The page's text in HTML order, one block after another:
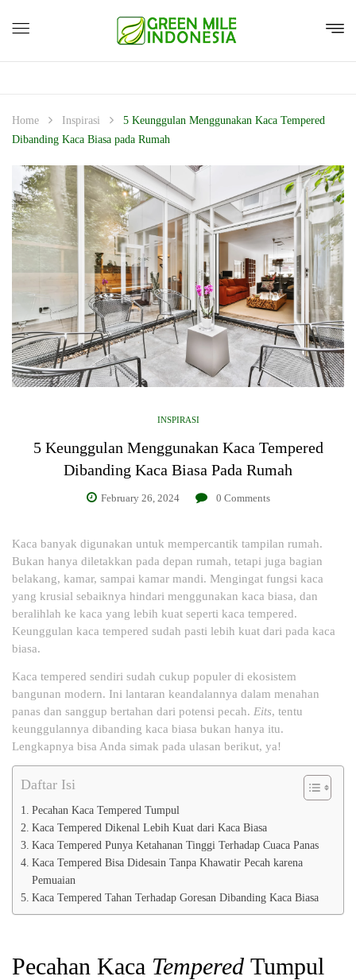
Home Inspirasi
5 Keunggulan Menggunakan Kaca Tempered
Dibanding Kaca Biasa pada Rumah
INSPIRASI
5 Keunggulan Menggunakan Kaca Tempered
Dibanding Kaca Biasa Pada Rumah
February 26, 2024 0 Comments
Kaca banyak digunakan untuk mempercantik tampilan rumah.
Bukan hanya diletakkan pada depan rumah, tetapi juga bagian
belakang, kamar, sampai kamar mandi. Mengingat fungsi kaca
yang krusial sebaiknya hindari menggunakan kaca biasa, dan
beralihlah ke kaca yang lebih kuat seperti kaca tempered.
Keunggulan kaca tempered sudah pasti lebih kuat dari pada kaca
biasa.
Kaca tempered sendiri sudah cukup populer di ekosistem
bangunan modern. Ini lantaran keandalannya dalam menahan
panas dan sanggup bertahan dari potensi pecah. Eits, tentu
keunggulannya dibanding kaca biasa bukan hanya itu.
Lengkapnya bisa Anda simak pada ulasan berikut, ya!
Daftar Isi
Pecahan Kaca Tempered Tumpul
Kaca Tempered Dikenal Lebih Kuat dari Kaca Biasa
Kaca Tempered Punya Ketahanan Tinggi Terhadap Cuaca Panas
Kaca Tempered Bisa Didesain Tanpa Khawatir Pecah karena
Pemuaian
Kaca Tempered Tahan Terhadap Goresan Dibanding Kaca Biasa
Pecahan Kaca Tempered Tumpul